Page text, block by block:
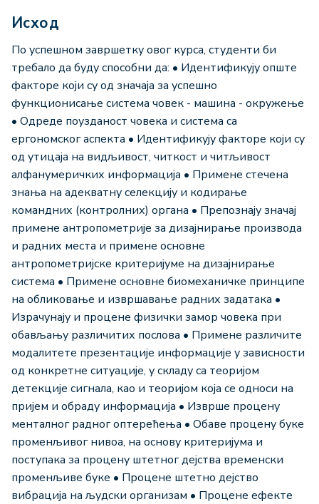
Исход
По успешном завршетку овог курса, студенти би
требало да буду способни да: • Идентификују опште
факторе који су од значаја за успешно
функционисање система човек - машина - окружење
• Одреде поузданост човека и система са
ергономског аспекта • Идентификују факторе који су
од утицаја на видљивост, читкост и читљивост
алфанумеричких информација • Примене стечена
знања на адекватну селекцију и кодирање
командних (контролних) органа • Препознају значај
примене антропометрије за дизајнирање производа
и радних места и примене основне
антропометријске критеријуме на дизајнирање
система • Примене основне биомеханичке принципе
на обликовање и извршавање радних задатака •
Израчунају и процене физички замор човека при
обављању различитих послова • Примене различите
модалитете презентације информације у зависности
од конкретне ситуације, у складу са теоријом
детекције сигнала, као и теоријом која се односи на
пријем и обраду информација • Изврше процену
менталног радног оптерећења • Обаве процену буке
променљивог нивоа, на основу критеријума и
поступака за процену штетног дејства временски
променљиве буке • Процене штетно дејство
вибрација на људски организам • Процене ефекте